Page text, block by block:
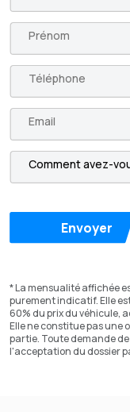
Envoyer
* La mensualité affichée
purement indicatif. Elle
60% du prix du véhicule,
Elle ne constitue pas
partie. Toute demande
l'acceptation du dossier